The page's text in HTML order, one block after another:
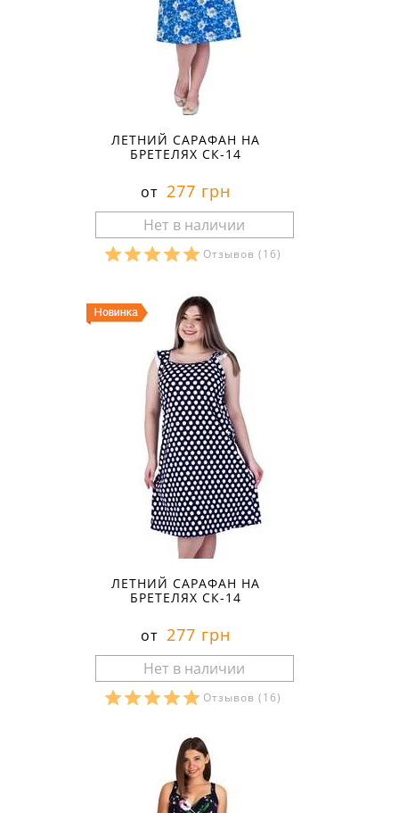
ЛЕТНИЙ САРАФАН НА
БРЕТЕЛЯХ СК-14
от 277 грн
Отзывов (16)
ЛЕТНИЙ САРАФАН НА
БРЕТЕЛЯХ СК-14
от 277 грн
Отзывов (16)